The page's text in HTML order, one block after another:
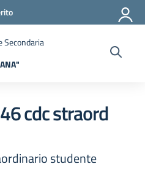
Secondaria
cdc straord
studente